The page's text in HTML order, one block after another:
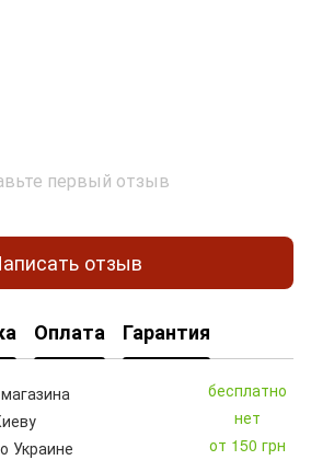
первый отзыв
отзыв
Оплата Гарантия
бесплатно
нет
Украине
от 150 грн